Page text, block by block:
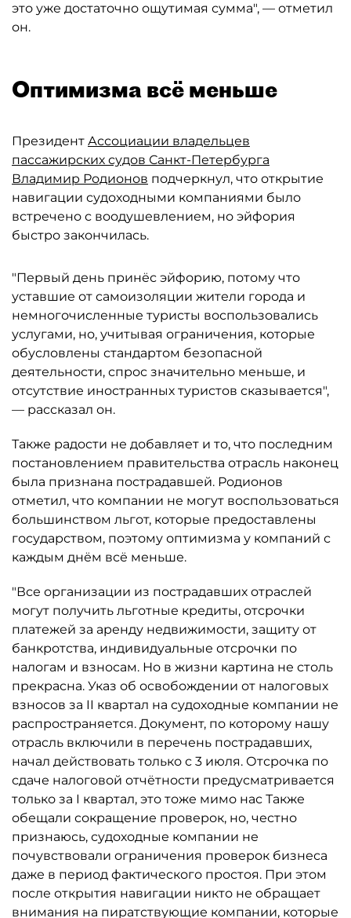
это уже достаточно ощутимая сумма", — отметил
он.
Оптимизма всё меньше
Президент Ассоциации владельцев
пассажирских судов Санкт-Петербурга
Владимир Родионов подчеркнул, что открытие
навигации судоходными компаниями было
встречено с воодушевлением, но эйфория
быстро закончилась.
"Первый день принёс эйфорию, потому что
уставшие от самоизоляции жители города и
немногочисленные туристы воспользовались
услугами, но, учитывая ограничения, которые
обусловлены стандартом безопасной
деятельности, спрос значительно меньше, и
отсутствие иностранных туристов сказывается",
— рассказал он.
Также радости не добавляет и то, что последним
постановлением правительства отрасль наконец
была признана пострадавшей. Родионов
отметил, что компании не могут воспользоваться
большинством льгот, которые предоставлены
государством, поэтому оптимизма у компаний с
каждым днём всё меньше.
"Все организации из пострадавших отраслей
могут получить льготные кредиты, отсрочки
платежей за аренду недвижимости, защиту от
банкротства, индивидуальные отсрочки по
налогам и взносам. Но в жизни картина не столь
прекрасна. Указ об освобождении от налоговых
взносов за II квартал на судоходные компании не
распространяется. Документ, по которому нашу
отрасль включили в перечень пострадавших,
начал действовать только с 3 июля. Отсрочка по
сдаче налоговой отчётности предусматривается
только за I квартал, это тоже мимо нас Также
обещали сокращение проверок, но, честно
признаюсь, судоходные компании не
почувствовали ограничения проверок бизнеса
даже в период фактического простоя. При этом
после открытия навигации никто не обращает
внимания на пиратствующие компании, которые